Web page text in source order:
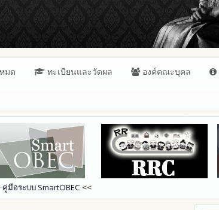
มด ทะเบียนและวัดผล องค์คณะบุคล
คู่มือระบบSmartOBEC <<